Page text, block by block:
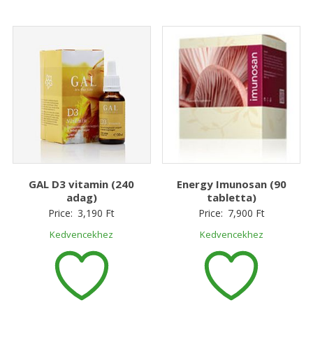
GAL D3 vitamin (240
adag)
Price: 3,190 Ft
Kedvencekhez
Energy Imunosan (90
tabletta)
Price: 7,900 Ft
Kedvencekhez